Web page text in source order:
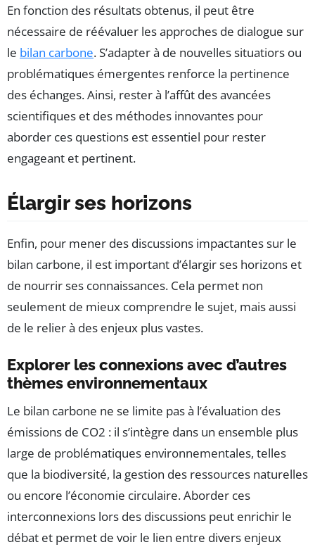
En fonction des résultats obtenus, il peut être
nécessaire de réévaluer les approches de dialogue sur
le bilan carbone. S’adapter à de nouvelles situatiors ou
problématiques émergentes renforce la pertinence
des échanges. Ainsi, rester à l’affût des avancées
scientifiques et des méthodes innovantes pour
aborder ces questions est essentiel pour rester
engageant et pertinent.
Élargir ses horizons
Enfin, pour mener des discussions impactantes sur le
bilan carbone, il est important d’élargir ses horizons et
de nourrir ses connaissances. Cela permet non
seulement de mieux comprendre le sujet, mais aussi
de le relier à des enjeux plus vastes.
Explorer les connexions avec d’autres
thèmes environnementaux
Le bilan carbone ne se limite pas à l’évaluation des
émissions de CO2 : il s’intègre dans un ensemble plus
large de problématiques environnementales, telles
que la biodiversité, la gestion des ressources naturelles
ou encore l’économie circulaire. Aborder ces
interconnexions lors des discussions peut enrichir le
débat et permet de voir le lien entre divers enjeux